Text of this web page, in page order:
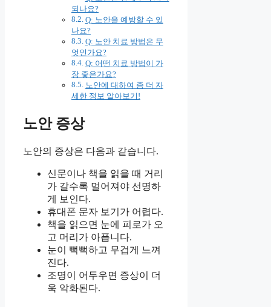
되나요?
Q: 노안을 예방할 수 있
나요?
Q: 노안 치료 방법은 무
엇인가요?
Q: 어떤 치료 방법이 가
장 좋은가요?
노안에 대하여 좀 더 자
세한 정보 알아보기!
노안 증상
노안의 증상은 다음과 같습니다.
신문이나 책을 읽을 때 거리
가 갈수록 멀어져야 선명하
게 보인다.
휴대폰 문자 보기가 어렵다.
책을 읽으면 눈에 피로가 오
고 머리가 아픕니다.
눈이 뻑뻑하고 무겁게 느껴
진다.
조명이 어두우면 증상이 더
욱 악화된다.